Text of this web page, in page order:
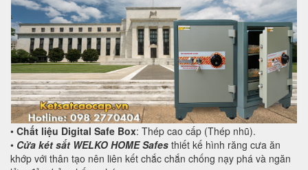
• Chất liệu Digital Safe Box: Thép cao cấp (Thép nhũ).
• Cửa két sắt WELKO HOME Safes thiết kế hình răng cưa ăn
khớp với thân tạo nên liên kết chắc chắn chống nạy phá và ngăn